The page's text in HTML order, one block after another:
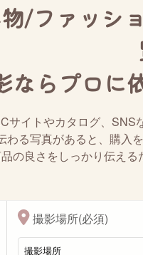
/ファッシ
ならプロに
サイトやカタログ、SNS
る写真があると、購入
の良さをしっかり伝え
撮影場所(必須)